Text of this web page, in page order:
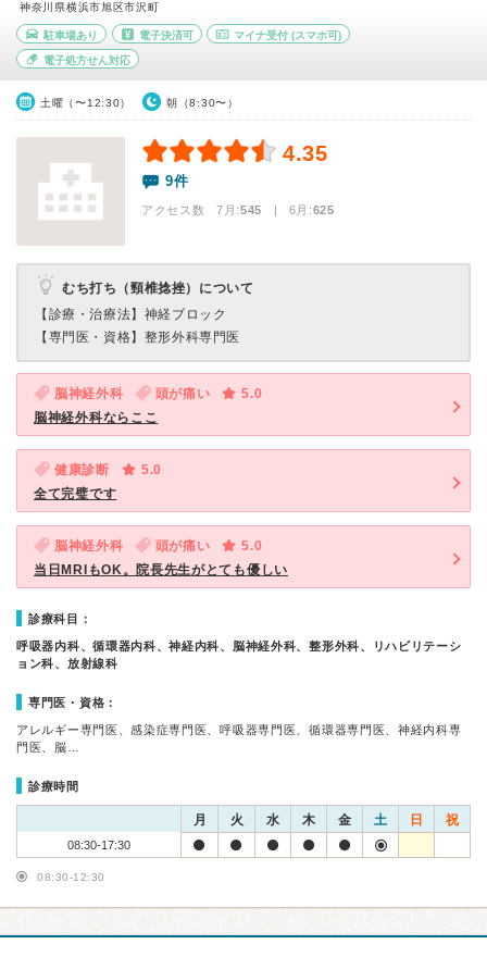
神奈川県横浜市旭区市沢町
駐車場あり 電子決済可 マイナ受付 (スマホ可)
電子処方せん対応
土曜（〜12:30） 朝（8:30〜）
4.35
9件
アクセス数 7月:545 | 6月:625
むち打ち（頸椎捻挫）について
【診療・治療法】 神経ブロック
【専門医・資格】 整形外科専門医
脳神経外科 頭が痛い
5.0
脳神経外科ならここ
健康診断
5.0
全て完璧です
脳神経外科 頭が痛い
5.0
当日MRIもOK。院長先生がとても優しい
診療科目：
呼吸器内科、循環器内科、神経内科、脳神経外科、整形外科、リハビリテーシ
ョン科、放射線科
専門医・資格：
アレルギー専門医、感染症専門医、呼吸器専門医、循環器専門医、神経内科専
門医、脳…
診療時間
月 火 水 木 金 土 日 祝
08:30-17:30
08:30-12:30